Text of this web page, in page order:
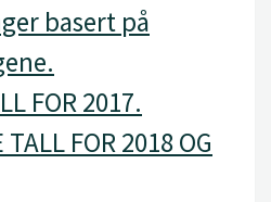
basert på
FOR 2017.
TALL FOR 2018 OG